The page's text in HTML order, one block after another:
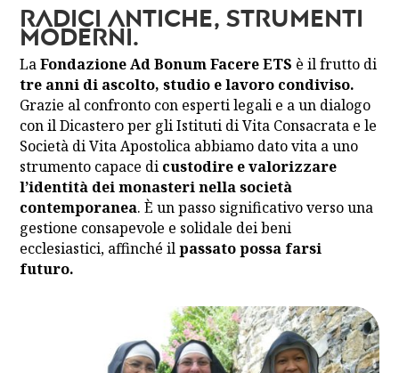
Radici antiche, strumenti
moderni.
LaFondazione Ad Bonum Facere ETS è il frutto di
tre anni di ascolto, studio e lavoro condiviso.
Grazie al confronto con esperti legali e a un dialogo
con il Dicastero per gli Istituti di Vita Consacrata e le
Società di Vita Apostolica abbiamo dato vita a uno
strumento capace di custodire e valorizzare
l’identità dei monasteri nella società
contemporanea. È un passo significativo verso una
gestione consapevole e solidale dei beni
ecclesiastici, affinché ilpassato possa farsi
futuro.